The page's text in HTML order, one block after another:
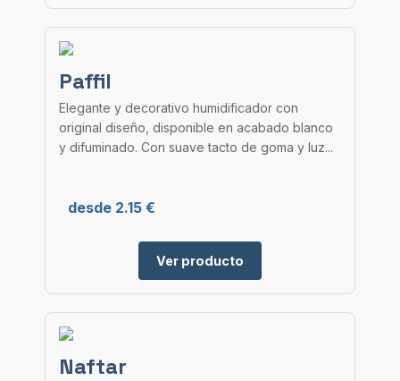
Paffil
Elegante y decorativo humidificador con
original diseño, disponible en acabado blanco
y difuminado. Con suave tacto de goma y luz...
desde 2.15 €
Ver producto
Naftar